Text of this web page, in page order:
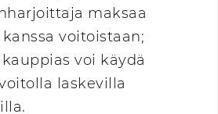
maksaa
voitoistaan;
voi käydä
laskevilla